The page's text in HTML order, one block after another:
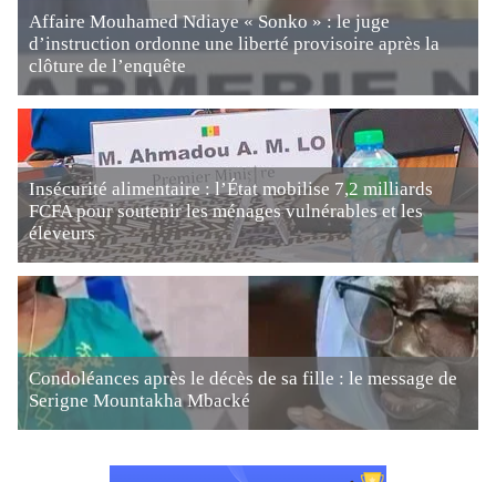
Affaire Mouhamed Ndiaye « Sonko » : le juge
d’instruction ordonne une liberté provisoire après la
clôture de l’enquête
Insécurité alimentaire : l’État mobilise 7,2 milliards
FCFA pour soutenir les ménages vulnérables et les
éleveurs
Condoléances après le décès de sa fille : le message de
Serigne Mountakha Mbacké